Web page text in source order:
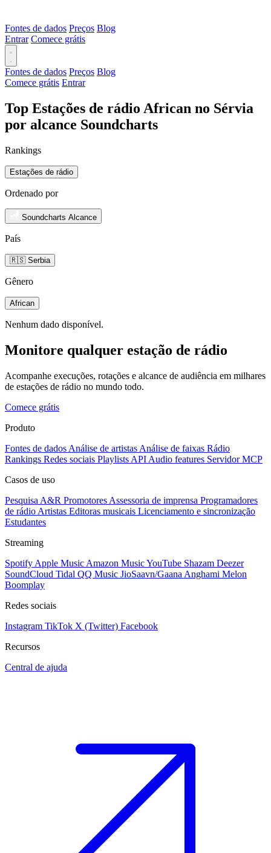
Fontes de dados Preços Blog
Entrar Comece grátis
Fontes de dados Preços Blog
Comece grátis Entrar
Top Estações de rádio African no Sérvia
por alcance Soundcharts
Rankings
Estações de rádio
Ordenado por
Soundcharts Alcance
País
🇷🇸 Serbia
Gênero
African
Nenhum dado disponível.
Monitore qualquer estação de rádio
Acompanhe execuções, rotações e alcance de audiência em milhares
de estações de rádio no mundo todo.
Comece grátis
Produto
Fontes de dados Análise de artistas Análise de faixas Rádio
Rankings Redes sociais Playlists API Audio features Servidor MCP
Casos de uso
Pesquisa A&R Promotores Assessoria de imprensa Programadores
de rádio Artistas Editoras musicais Licenciamento e sincronização
Estudantes
Streaming
Spotify Apple Music Amazon MusicYouTube Shazam Deezer
SoundCloud Tidal QQ Music JioSaavn/Gaana Anghami Melon
Boomplay
Redes sociais
Instagram TikTok X (Twitter) Facebook
Recursos
Central de ajuda